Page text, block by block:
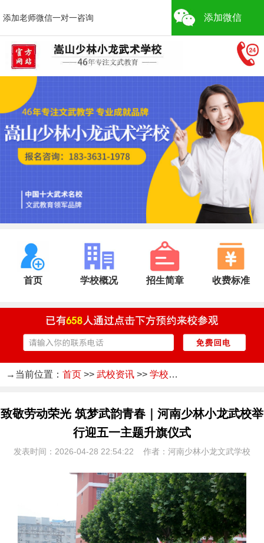
添加老师微信一对一咨询 添加微信
首页 学校概况 招生简章 收费标准
→当前位置： 首页 >> 武校资讯 >> 学校新闻
致敬劳动荣光 筑梦武韵青春｜河南少林小龙武校举
行迎五一主题升旗仪式
发表时间：2026-04-28 22:54:22 作者：河南少林小龙文武学校